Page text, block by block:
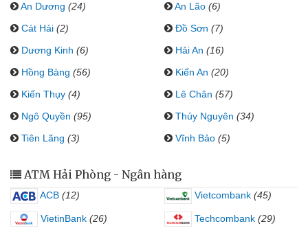
An Dương (24) An Lão (6)
Cát Hải (2) Đồ Sơn (7)
Dương Kinh (6) Hải An (16)
Hồng Bàng (56) Kiến An (20)
Kiến Thụy (4) Lê Chân (57)
Ngô Quyền (95) Thủy Nguyên (34)
Tiên Lãng (3) Vĩnh Bảo (5)
ATM Hải Phòng - Ngân hàng
ACB (12) Vietcombank (45)
VietinBank (26) Techcombank (29)